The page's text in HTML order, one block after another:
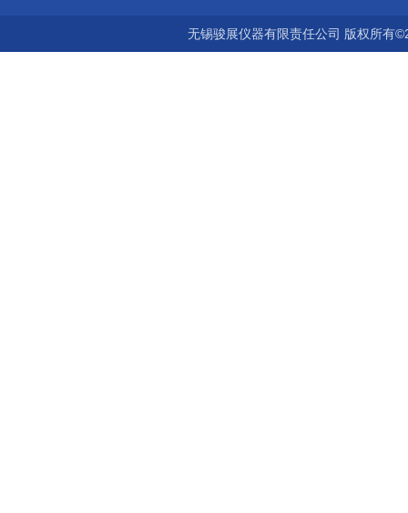
无锡骏展仪器有限责任公司 版权所有